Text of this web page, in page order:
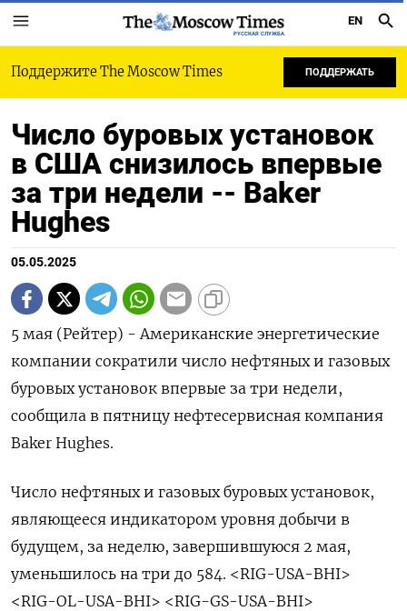
РУССКАЯ СЛУЖБА
EN
Поддержите The Moscow Times ПОДДЕРЖАТЬ
Число буровых установок
в США снизилось впервые
за три недели -- Baker
Hughes
05.05.2025
5 мая (Рейтер) - Американские энергетические
компании сократили число нефтяных и газовых
буровых установок впервые за три недели,
сообщила в пятницу нефтесервисная компания
Baker Hughes.
Число нефтяных и газовых буровых установок,
являющееся индикатором уровня добычи в
будущем, за неделю, завершившуюся 2 мая,
уменьшилось на три до 584. <RIG-USA-BHI>
<RIG-OL-USA-BHI> <RIG-GS-USA-BHI>